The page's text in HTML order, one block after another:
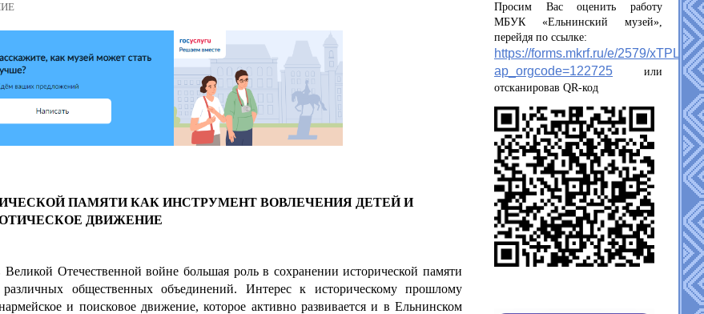
ПАМЯТИ КАК ИНСТРУМЕНТ ВОВЛЕЧЕНИЯ ДЕТЕЙ И
ДВИЖЕНИЕ
Отечественной войне большая роль в сохранении исторической памяти
различных общественных объединений. Интерес к историческому прошлому
и поисковое движение, которое активно развивается и в Ельнинском
Просим Вас оценить работу
МБУК «Ельнинский музей»,
перейдя по ссылке:
https://forms.mkrf.ru/e/2579/
ap_orgcode=122725 или
отсканировав QR-код